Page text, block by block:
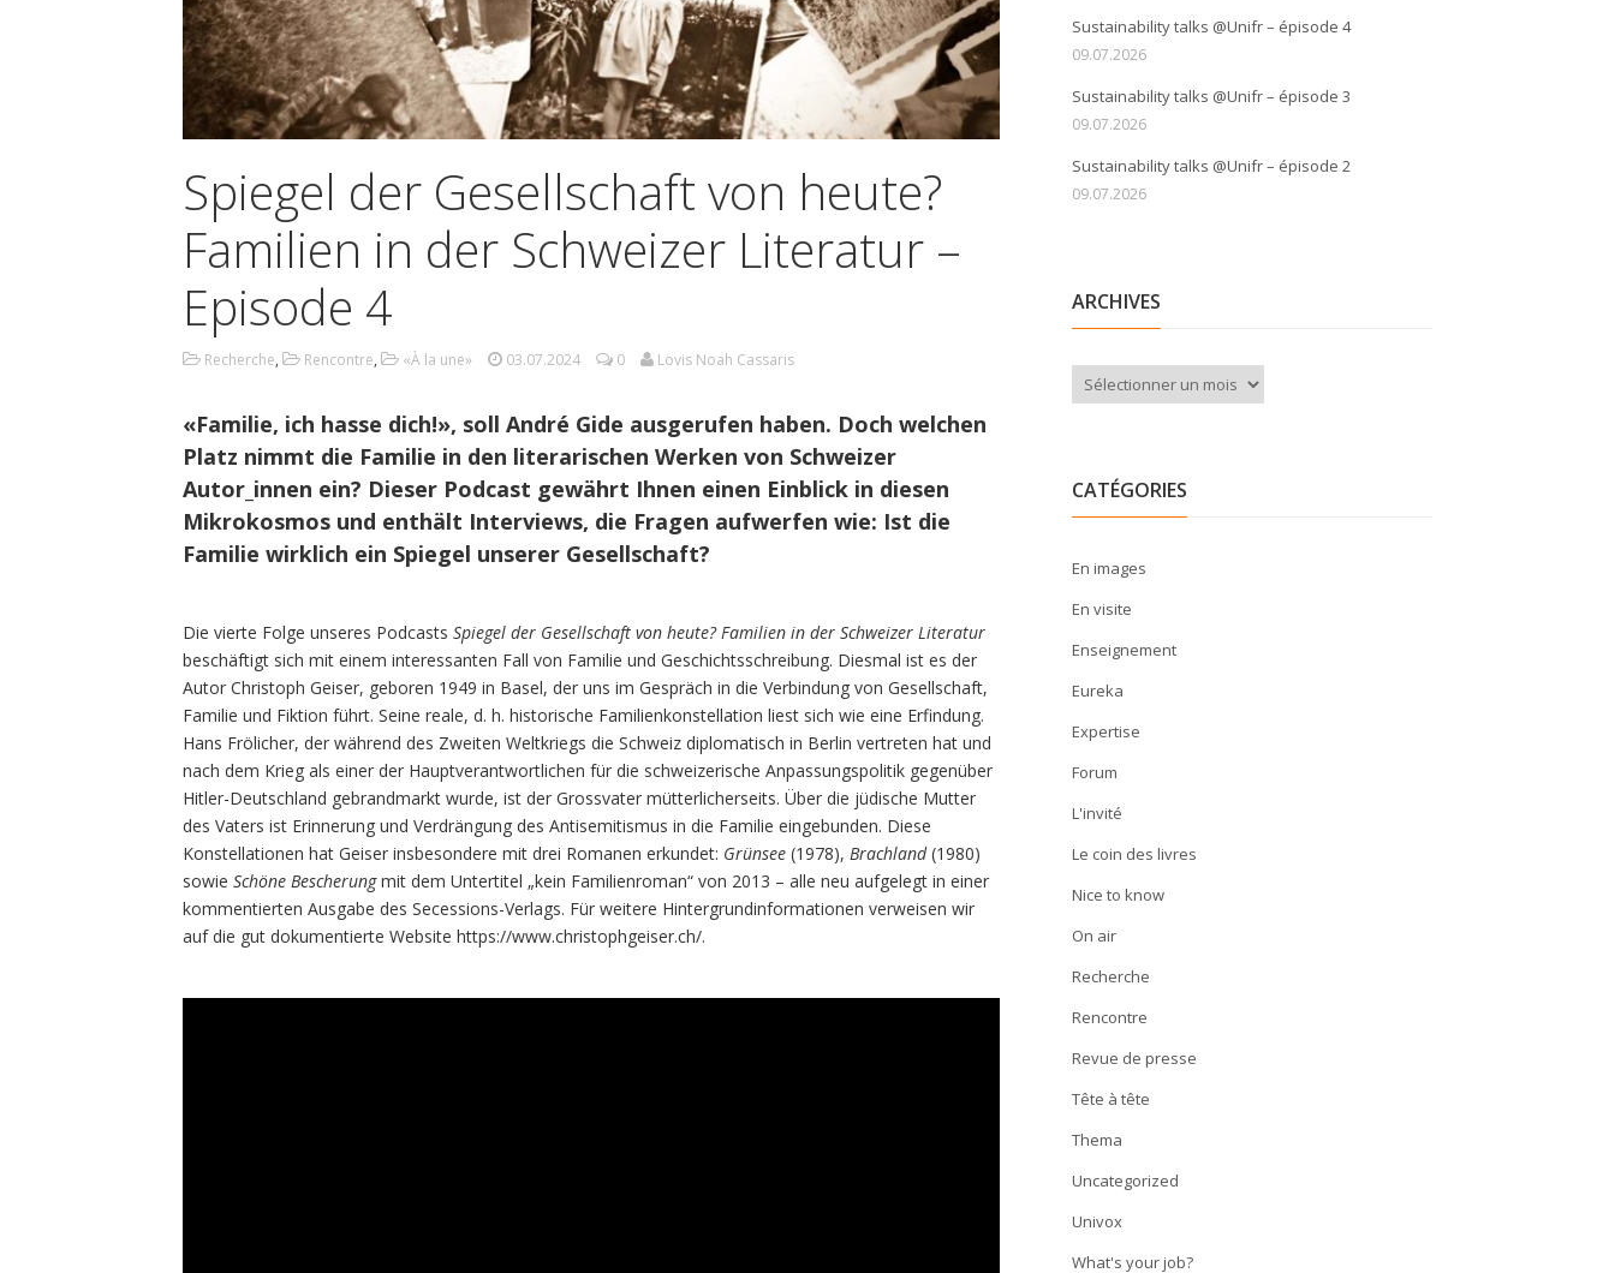
Spiegel der Gesellschaft von heute?
Familien in der Schweizer Literatur –
Episode 4
Recherche, Rencontre, «À la une» 03.07.2024 0 Lovis Noah Cassaris
«Familie, ich hasse dich!», soll André Gide ausgerufen haben. Doch welchen
Platz nimmt die Familie in den literarischen Werken von Schweizer
Autor_innen ein? Dieser Podcast gewährt Ihnen einen Einblick in diesen
Mikrokosmos und enthält Interviews, die Fragen aufwerfen wie: Ist die
Familie wirklich ein Spiegel unserer Gesellschaft?
Die vierte Folge unseres Podcasts Spiegel der Gesellschaft von heute? Familien in der Schweizer Literatur
beschäftigt sich mit einem interessanten Fall von Familie und Geschichtsschreibung. Diesmal ist es der
Autor Christoph Geiser, geboren 1949 in Basel, der uns im Gespräch in die Verbindung von Gesellschaft,
Familie und Fiktion führt. Seine reale, d. h. historische Familienkonstellation liest sich wie eine Erfindung.
Hans Frölicher, der während des Zweiten Weltkriegs die Schweiz diplomatisch in Berlin vertreten hat und
nach dem Krieg als einer der Hauptverantwortlichen für die schweizerische Anpassungspolitik gegenüber
Hitler-Deutschland gebrandmarkt wurde, ist der Grossvater mütterlicherseits. Über die jüdische Mutter
des Vaters ist Erinnerung und Verdrängung des Antisemitismus in die Familie eingebunden. Diese
Konstellationen hat Geiser insbesondere mit drei Romanen erkundet: Grünsee (1978), Brachland(1980)
sowie Schöne Bescherungmit dem Untertitel „kein Familienroman“ von 2013 – alle neu aufgelegt in einer
kommentierten Ausgabe des Secessions-Verlags. Für weitere Hintergrundinformationen verweisen wir
auf die gut dokumentierte Website https://www.christophgeiser.ch/.
Sustainability talks @Unifr – épisode 4
09.07.2026
Sustainability talks @Unifr – épisode 3
09.07.2026
Sustainability talks @Unifr – épisode 2
09.07.2026
ARCHIVES
Archives
CATÉGORIES
En images
En visite
Enseignement
Eureka
Expertise
Forum
L'invité
Le coin des livres
Nice to know
On air
Recherche
Rencontre
Revue de presse
Tête à tête
Thema
Uncategorized
Univox
What's your job?